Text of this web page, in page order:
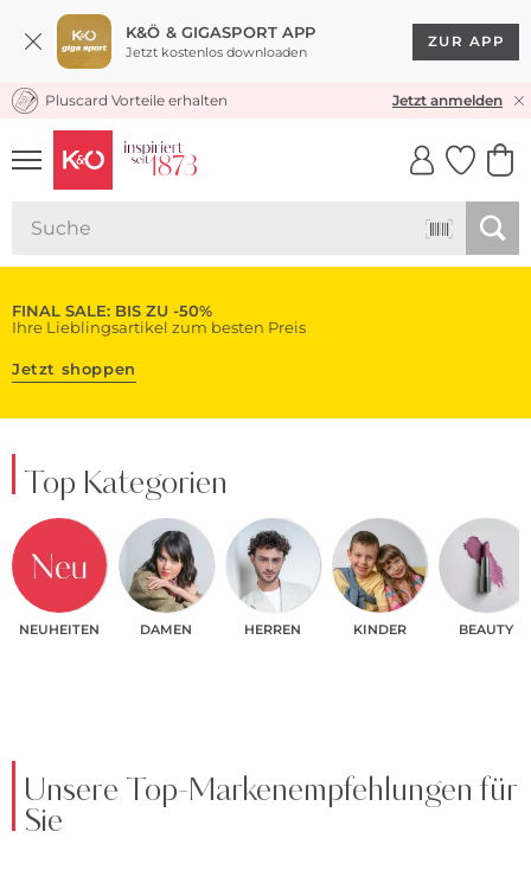
K&Ö & GIGASPORT APP
Jetzt kostenlos downloaden
ZUR APP
KOSTENLOSER VERSAND* & RÜCKVERSAND
Pluscard Vorteile erhalten Jetzt anmelden
UNSERE APP
CLICK &
FINAL SALE: BIS ZU -50%
Ihre Lieblingsartikel zum besten Preis
Jetzt shoppen
Top Kategorien
NEUHEITEN DAMEN HERREN KINDER BEAUTY
Unsere Top-Markenempfehlungen für
Sie